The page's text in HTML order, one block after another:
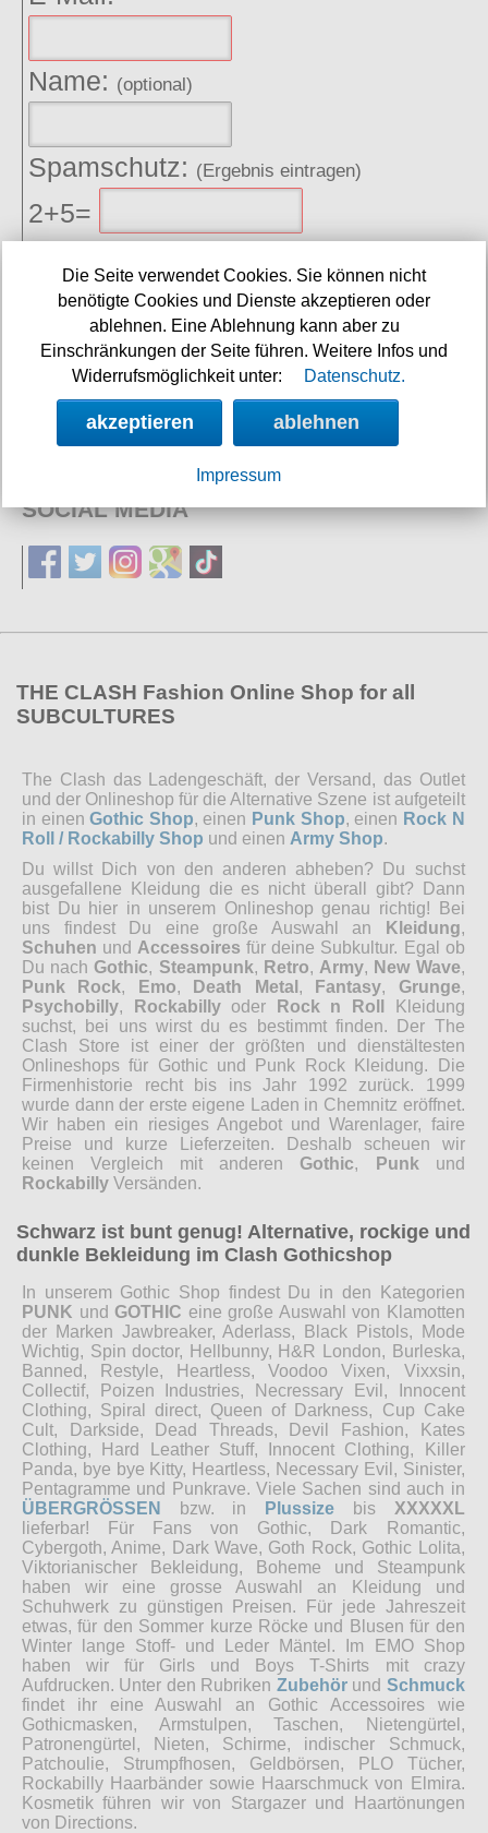
Name: (optional)
Spamschutz: (Ergebnis eintragen)
2+5=
Daten zur Bearbeitung Ihres Anliegens verwendet
werden. Weitere Informationen und Widerrufshinweise
finden Sie in derDatenschutzerklärung
absenden
SOCIAL MEDIA
THE CLASH Fashion Online Shop for all
SUBCULTURES
The Clash das Ladengeschäft, der Versand, das Outlet
und der Onlineshop für die Alternative Szene ist aufgeteilt
in einenGothic Shop, einen Punk Shop, einen Rock N
Roll / Rockabilly Shop und einen Army Shop.
Du willst Dich von den anderen abheben? Du suchst
ausgefallene Kleidung die es nicht überall gibt? Dann
bist Du hier in unserem Onlineshop genau richtig! Bei
uns findest Du eine große Auswahl an
Kleidung,
Schuhen und Accessoires für deine Subkultur. Egal ob
Du nach Gothic, Steampunk, Retro, Army, New Wave,
Punk Rock, Emo, Death Metal , Fantasy, Grunge,
Psychobilly, Rockabillyoder Rock n Roll
Kleidung
suchst, bei uns wirst du es bestimmt finden. Der The
Clash Store ist einer der größten und dienstältesten
Onlineshops für Gothic und Punk Rock Kleidung. Die
Firmenhistorie recht bis ins Jahr 1992 zurück. 1999
wurde dann der erste eigene Laden in Chemnitz eröffnet.
Wir haben ein riesiges Angebot und Warenlager, faire
Preise und kurze Lieferzeiten. Deshalb scheuen wir
keinen Vergleich mit anderen Gothic, Punk und
Rockabilly Versänden.
Schwarz ist bunt genug! Alternative, rockige und
dunkle Bekleidung im Clash Gothicshop
In unserem Gothic Shop findest Du in den Kategorien
PUNK und GOTHIC eine große Auswahl von Klamotten
der Marken Jawbreaker, Aderlass, Black Pistols, Mode
Wichtig, Spin doctor, Hellbunny, H&R London, Burleska,
Banned, Restyle, Heartless, Voodoo Vixen, Vixxsin,
Collectif, Poizen Industries, Necressary Evil, Innocent
Clothing, Spiral direct, Queen of Darkness, Cup Cake
Cult, Darkside, Dead Threads, Devil Fashion, Kates
Clothing, Hard Leather Stuff, Innocent Clothing, Killer
Panda, bye bye Kitty, Heartless, Necessary Evil, Sinister,
Pentagramme und Punkrave. Viele Sachen sind auch in
ÜBERGRÖSSEN
bzw. in Plussize bis XXXXXL
lieferbar! Für Fans von Gothic, Dark Romantic,
Cybergoth, Anime, Dark Wave, Goth Rock, Gothic Lolita,
Viktorianischer Bekleidung, Boheme und Steampunk
haben wir eine grosse Auswahl an Kleidung und
Schuhwerk zu günstigen Preisen. Für jede Jahreszeit
etwas, für den Sommer kurze Röcke und Blusen für den
Winter lange Stoff- und Leder Mäntel. Im EMO Shop
haben wir für Girls und Boys T-Shirts mit crazy
Aufdrucken. Unter den Rubriken Zubehörund Schmuck
findet ihr eine Auswahl an Gothic Accessoires wie
Gothicmasken, Armstulpen, Taschen, Nietengürtel,
Patronengürtel, Nieten, Schirme, indischer Schmuck,
Patchoulie, Strumpfhosen, Geldbörsen, PLO Tücher,
Rockabilly Haarbänder sowie Haarschmuck von Elmira.
Kosmetik führen wir von Stargazer und Haartönungen
von Directions.
Die Seite verwendet Cookies. Sie können nicht
benötigte Cookies und Dienste akzeptieren oder
ablehnen. Eine Ablehnung kann aber zu
Einschränkungen der Seite führen. Weitere Infos und
Widerrufsmöglichkeit unter:
Datenschutz.
akzeptieren ablehnen
Impressum